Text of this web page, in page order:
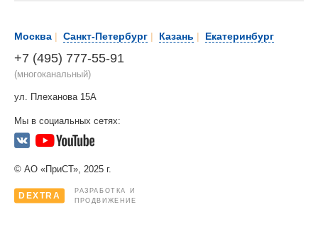
Москва | Санкт-Петербург | Казань | Екатеринбург
+7 (495) 777-55-91
(многоканальный)
ул. Плеханова 15А
Мы в социальных сетях:
© АО «ПриСТ», 2025 г.
DEXTRA
РАЗРАБОТКА И
ПРОДВИЖЕНИЕ